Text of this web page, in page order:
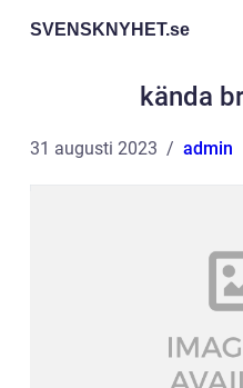
SVENSKNYHET.se
kända
31 augusti 2023 admin